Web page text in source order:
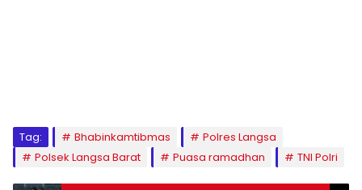
Tag: Bhabinkamtibmas
Polres Langsa
Polsek Langsa Barat
Puasa ramadhan TNI Polri